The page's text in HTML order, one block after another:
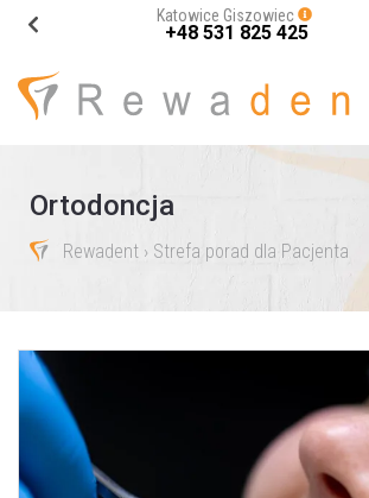
Katowice Giszowiec
+48 531 825 425
Ortodoncja
Rewadent › Strefa porad dla Pacjenta